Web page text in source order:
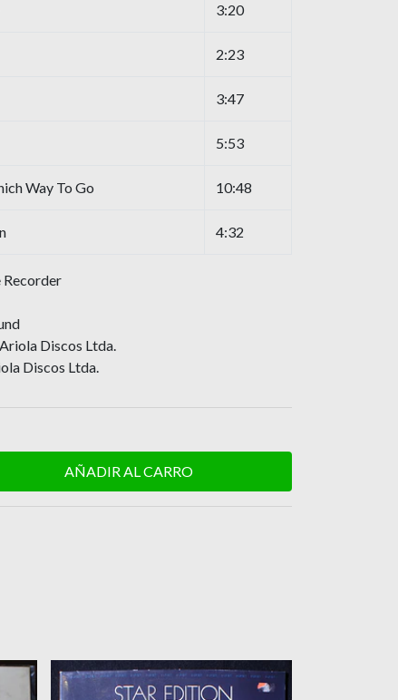
3:20
2:23
3:47
5:53
Way To Go 10:48
4:32
Recorder
Discos Ltda.
Discos Ltda.